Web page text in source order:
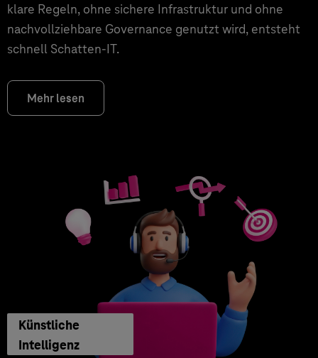
klare Regeln, ohne sichere Infrastruktur und ohne
nachvollziehbare Governance genutzt wird, entsteht
schnell Schatten-IT.
Mehr lesen
Künstliche
Intelligenz